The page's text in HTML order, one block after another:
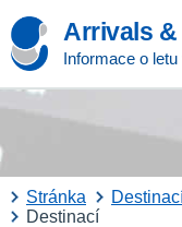
Arrivals
Informace o
Stránka
Destinací